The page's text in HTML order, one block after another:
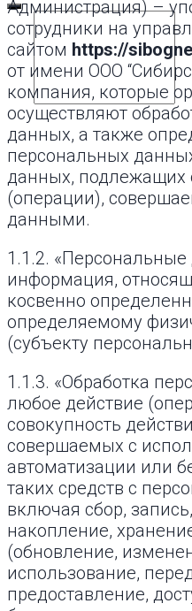
Администрация) –
сотрудники на
сайтом https://
от имени ООО
компания, которые
осуществляют
данных, а также
персональных
данных, подлежащих
(операции),
данными.
1.1.2.
информация,
косвенно
определяемому
(субъекту
1.1.3. «Обработка
любое действие
совокупность
совершаемых с
автоматизации или
таких средств с
включая сбор,
накопление,
(обновление,
использование,
предоставление,